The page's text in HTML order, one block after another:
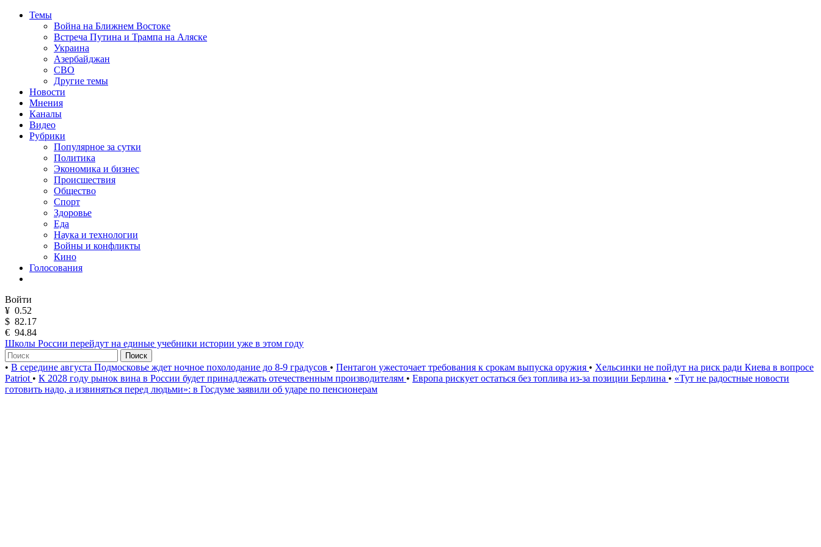
Темы
Война на Ближнем Востоке
Встреча Путина и Трампа на Аляске
Украина
Азербайджан
СВО
Другие темы
Новости
Мнения
Каналы
Видео
Рубрики
Популярное за сутки
Политика
Экономика и бизнес
Происшествия
Общество
Спорт
Здоровье
Еда
Наука и технологии
Войны и конфликты
Кино
Голосования
Войти
¥ 0.52
$ 82.17
€ 94.84
Школы России перейдут на единые учебники истории уже в этом году
Поиск
• В середине августа Подмосковье ждет ночное похолодание до 8-9 градусов • Пентагон ужесточает требования к срокам выпуска оружия • Хельсинки не пойдут на риск ради Киева в вопросе
Patriot • К 2028 году рынок вина в России будет принадлежать отечественным производителям • Европа рискует остаться без топлива из-за позиции Берлина • «Тут не радостные новости
готовить надо, а извиняться перед людьми»: в Госдуме заявили об ударе по пенсионерам